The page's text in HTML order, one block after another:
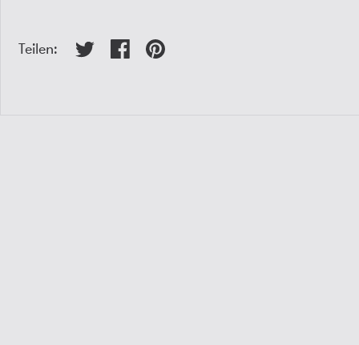
Teilen: